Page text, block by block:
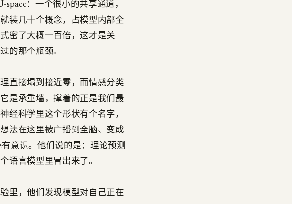
：一个很小的共享通道，
装几十个概念，占模型内部全
密了大概一百倍，这才是关
的那个瓶颈。
直接塌到接近零，而情感分类
是承重墙，撑着的正是我们最
经科学里这个形状有个名字，
法在这里被广播到全脑、变成
意识。他们说的是：理论预测
语言模型里冒出来了。
里，他们发现模型对自己正在